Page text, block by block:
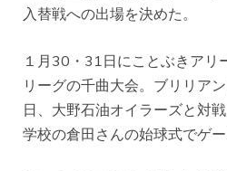
入替戦への出場を決めた。
１月30・31日にことぶきアリ
リーグの千曲大会。ブリリア
日、大野石油オイラーズと対
学校の倉田さんの始球式でゲー